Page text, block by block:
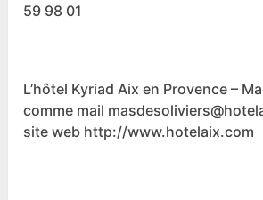
59 98 01
L’hôtel Kyriad Aix en Provence –
comme mail
site web http://www.hotelaix.com